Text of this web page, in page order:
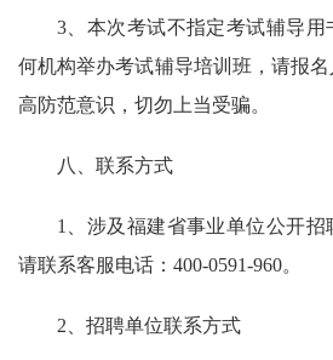
3、本次考试不指定考试辅导
何机构举办考试辅导培训班，请报
高防范意识，切勿上当受骗。
八、联系方式
1、涉及福建省事业单位公开招
请联系客服电话：400-0591-960。
2、招聘单位联系方式